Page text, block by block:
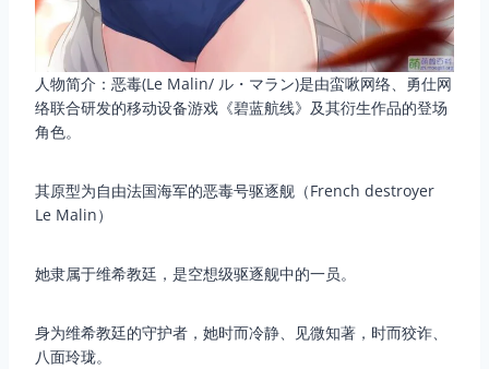
人物简介：恶毒(Le Malin/ ル・マラン)是由蛮啾网络、勇仕网
络联合研发的移动设备游戏《碧蓝航线》及其衍生作品的登场
角色。
其原型为自由法国海军的恶毒号驱逐舰（French destroyer
Le Malin）
她隶属于维希教廷，是空想级驱逐舰中的一员。
身为维希教廷的守护者，她时而冷静、见微知著，时而狡诈、
八面玲珑。